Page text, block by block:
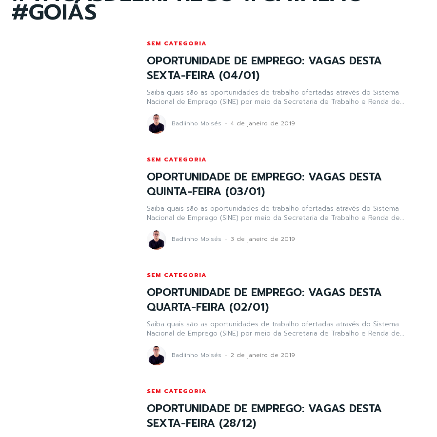
#GOIÁS
SEM CATEGORIA
OPORTUNIDADE DE EMPREGO: VAGAS DESTA
SEXTA-FEIRA (04/01)
Saiba quais são as oportunidades de trabalho ofertadas através do Sistema
Nacional de Emprego (SINE) por meio da Secretaria de Trabalho e Renda de...
Badiinho Moisés - 4 de janeiro de 2019
SEM CATEGORIA
OPORTUNIDADE DE EMPREGO: VAGAS DESTA
QUINTA-FEIRA (03/01)
Saiba quais são as oportunidades de trabalho ofertadas através do Sistema
Nacional de Emprego (SINE) por meio da Secretaria de Trabalho e Renda de...
Badiinho Moisés - 3 de janeiro de 2019
SEM CATEGORIA
OPORTUNIDADE DE EMPREGO: VAGAS DESTA
QUARTA-FEIRA (02/01)
Saiba quais são as oportunidades de trabalho ofertadas através do Sistema
Nacional de Emprego (SINE) por meio da Secretaria de Trabalho e Renda de...
Badiinho Moisés - 2 de janeiro de 2019
SEM CATEGORIA
OPORTUNIDADE DE EMPREGO: VAGAS DESTA
SEXTA-FEIRA (28/12)